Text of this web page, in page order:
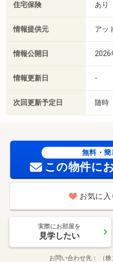
住宅保険 あり
情報提供元 アッ
情報公開日 2026
情報更新日 -
次回更新予定日 随時
無料・簡
この物件に
お気に入
実際にお部屋を
見学したい
お問い合わせ先 （